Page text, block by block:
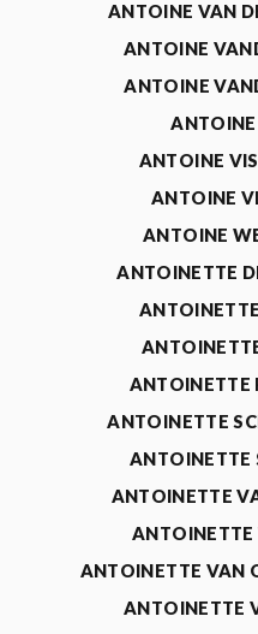
ANTOINE VAN
ANTOINE
ANTOINE
ANTOINE
ANTOINE
ANTOINE
ANTOINE
ANTOINETTE
ANTOINETTE
ANTOINETTE
ANTOINETTE
ANTOINETTE
ANTOINETTE
ANTOINETTE VAN
ANTOINETTE